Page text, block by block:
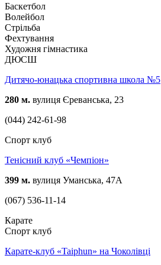
Баскетбол
Волейбол
Стрільба
Фехтування
Художня гімнастика
ДЮСШ
Дитячо-юнацька спортивна школа №5
280 м. вулиця Єреванська, 23
(044) 242-61-98
Спорт клуб
Тенісний клуб «Чемпіон»
399 м. вулиця Уманська, 47А
(067) 536-11-14
Карате
Спорт клуб
Карате-клуб «Taiphun» на Чоколівці